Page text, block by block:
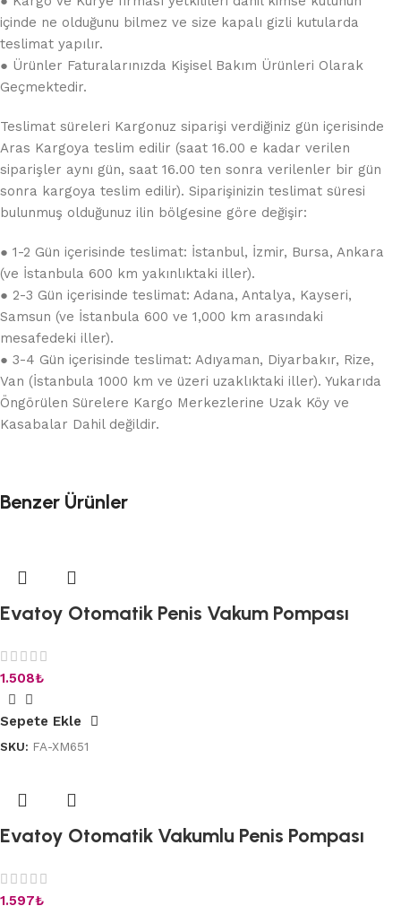
içinde ne olduğunu bilmez ve size kapalı gizli kutularda
teslimat yapılır.
● Ürünler Faturalarınızda Kişisel Bakım Ürünleri Olarak
Geçmektedir.
Teslimat süreleri Kargonuz siparişi verdiğiniz gün içerisinde
Aras Kargoya teslim edilir (saat 16.00 e kadar verilen
siparişler aynı gün, saat 16.00 ten sonra verilenler bir gün
sonra kargoya teslim edilir). Siparişinizin teslimat süresi
bulunmuş olduğunuz ilin bölgesine göre değişir:
● 1-2 Gün içerisinde teslimat: İstanbul, İzmir, Bursa, Ankara
(ve İstanbula 600 km yakınlıktaki iller).
● 2-3 Gün içerisinde teslimat: Adana, Antalya, Kayseri,
Samsun (ve İstanbula 600 ve 1,000 km arasındaki
mesafedeki iller).
● 3-4 Gün içerisinde teslimat: Adıyaman, Diyarbakır, Rize,
Van (İstanbula 1000 km ve üzeri uzaklıktaki iller). Yukarıda
Öngörülen Sürelere Kargo Merkezlerine Uzak Köy ve
Kasabalar Dahil değildir.
Benzer Ürünler
Evatoy Otomatik Penis Vakum Pompası
1.508₺
Sepete Ekle
SKU: FA-XM651
Evatoy Otomatik Vakumlu Penis Pompası
1.597₺